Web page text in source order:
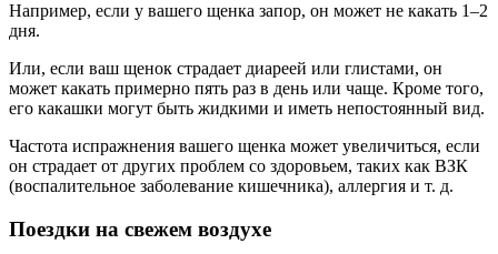
Например, если у вашего щенка запор, он может не какать 1–2
дня.
Или, если ваш щенок страдает диареей или глистами, он
может какать примерно пять раз в день или чаще. Кроме того,
его какашки могут быть жидкими и иметь непостоянный вид.
Частота испражнения вашего щенка может увеличиться, если
он страдает от других проблем со здоровьем, таких как ВЗК
(воспалительное заболевание кишечника), аллергия и т. д.
Поездки на свежем воздухе